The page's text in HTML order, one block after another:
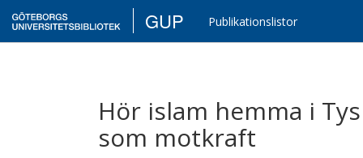
GUP Publikationslistor
Hör islam hemma i
som motkraft